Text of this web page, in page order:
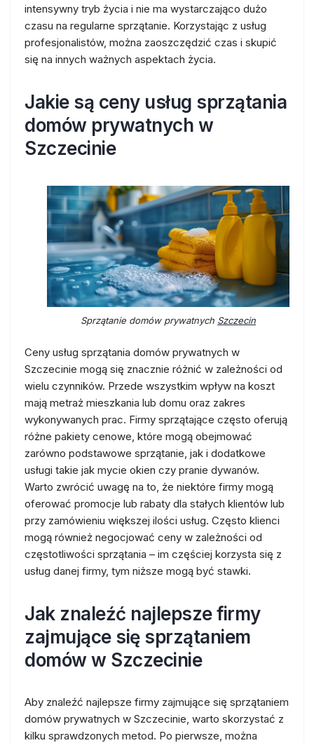
intensywny tryb życia i nie ma wystarczająco dużo
czasu na regularne sprzątanie. Korzystając z usług
profesjonalistów, można zaoszczędzić czas i skupić
się na innych ważnych aspektach życia.
Jakie są ceny usług sprzątania
domów prywatnych w
Szczecinie
Sprzątanie domów prywatnych Szczecin
Ceny usług sprzątania domów prywatnych w
Szczecinie mogą się znacznie różnić w zależności od
wielu czynników. Przede wszystkim wpływ na koszt
mają metraż mieszkania lub domu oraz zakres
wykonywanych prac. Firmy sprzątające często oferują
różne pakiety cenowe, które mogą obejmować
zarówno podstawowe sprzątanie, jak i dodatkowe
usługi takie jak mycie okien czy pranie dywanów.
Warto zwrócić uwagę na to, że niektóre firmy mogą
oferować promocje lub rabaty dla stałych klientów lub
przy zamówieniu większej ilości usług. Często klienci
mogą również negocjować ceny w zależności od
częstotliwości sprzątania – im częściej korzysta się z
usług danej firmy, tym niższe mogą być stawki.
Jak znaleźć najlepsze firmy
zajmujące się sprzątaniem
domów w Szczecinie
Aby znaleźć najlepsze firmy zajmujące się sprzątaniem
domów prywatnych w Szczecinie, warto skorzystać z
kilku sprawdzonych metod. Po pierwsze, można